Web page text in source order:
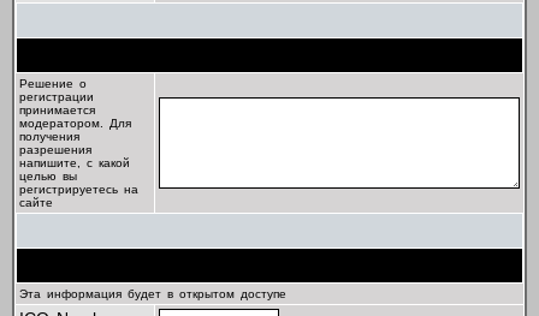
Решение о
регистрации
принимается
модератором. Для
получения
разрешения
напишите, с какой
целью вы
регистрируетесь на
сайте
Эта информация будет в открытом доступе